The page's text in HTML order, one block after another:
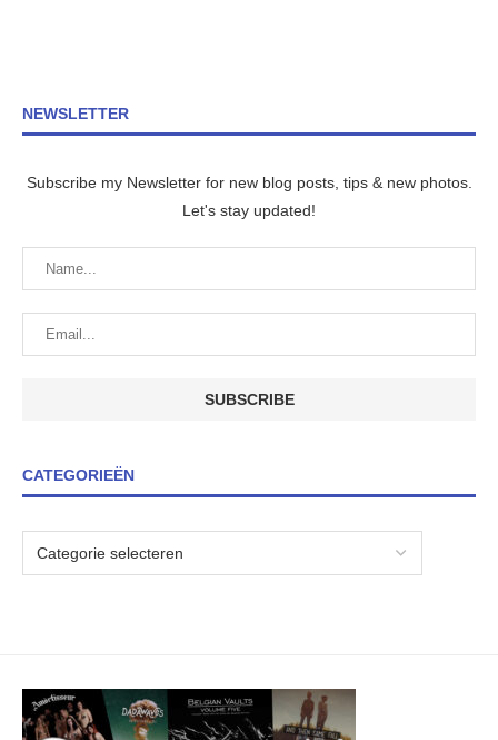
NEWSLETTER
Subscribe my Newsletter for new blog posts, tips & new photos.
Let's stay updated!
CATEGORIEËN